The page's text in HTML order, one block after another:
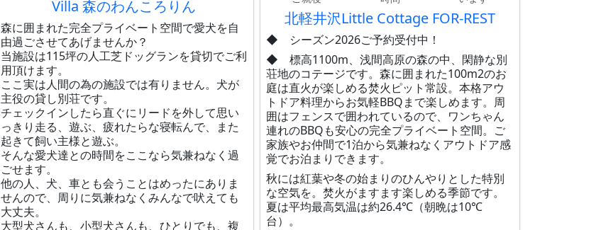
Villa 森のわんころりん
森に囲まれた完全プライベート空間で愛犬を自
由過ごさせてあげませんか？
当施設は115坪の人工芝ドッグランを貸切でご利
用頂けます。
ここ実は人間の為の施設では有りません。犬が
主役の貸し別荘です。
チェックインしたら直ぐにリードを外して思い
っきり走る、遊ぶ、疲れたらな寝転んで、また
起きて飼い主様と遊ぶ。
そんな愛犬達との時間をここなら気兼ねなく過
ごせます。
他の人、犬、車とも会うことはめったにありま
せんので、周りに気兼ねなくみんなで吠えても
大丈夫。
大型犬さんも、小型犬さんも、ひとりでも、複
北軽井沢Little Cottage FOR-REST
◆ シーズン2026ご予約受付中！
◆ 標高1100m、浅間高原の森の中、閑静な別
荘地のコテージです。​森に囲まれた100m2のお
庭は直火が楽しめる焚火ピット常設。本格アウ
トドア料理からお気軽BBQまで楽しめます。周
囲はフェンスで囲われているので、ワンちゃん
連れのBBQも安心の完全プライベート空間。ご
家族やお仲間で1泊から気兼ねなく​アウトドア感
覚でお泊まりできます。
​​秋には紅葉や冬の始まりのひんやりとした特別
な空気を。焚火がますます楽しめる季節です。
夏は平均最高気温は約26.4℃（朝晩は10℃
台）。